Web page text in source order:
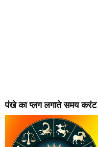
पंखे का प्लग लगाते समय